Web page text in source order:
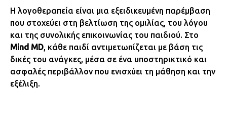
Η λογοθεραπεία είναι μια εξειδικευμένη παρέμβαση
που στοχεύει στη βελτίωση της ομιλίας, του λόγου
και της συνολικής επικοινωνίας του παιδιού. Στο
Mind MD, κάθε παιδί αντιμετωπίζεται με βάση τις
δικές του ανάγκες, μέσα σε ένα υποστηρικτικό και
ασφαλές περιβάλλον που ενισχύει τη μάθηση και την
εξέλιξη.